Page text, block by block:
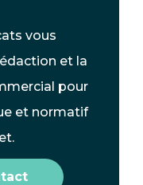
vous
et la
pour
et normatif